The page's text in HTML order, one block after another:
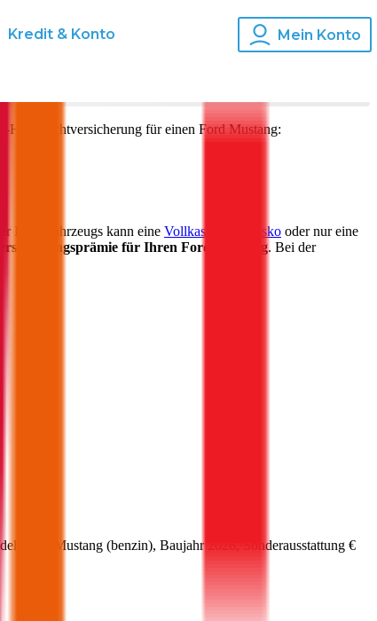
Kredit & Konto Mein Konto
Haftpflichtversicherung für einen Ford Mustang:
Ihres Fahrzeugs kann eine Vollkasko Teilkasko oder nur eine
für Ihren Ford Mustang. Bei der
Mustang (benzin), Baujahr , Sonderausstattung €